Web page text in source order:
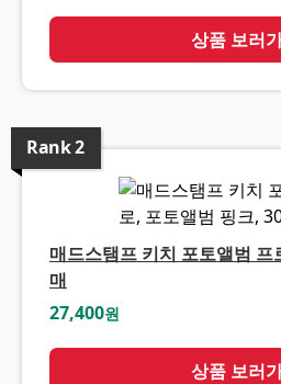
상품 보러
Rank2
매드스탬프 키치 포토앨범
매
27,400원
상품 보러